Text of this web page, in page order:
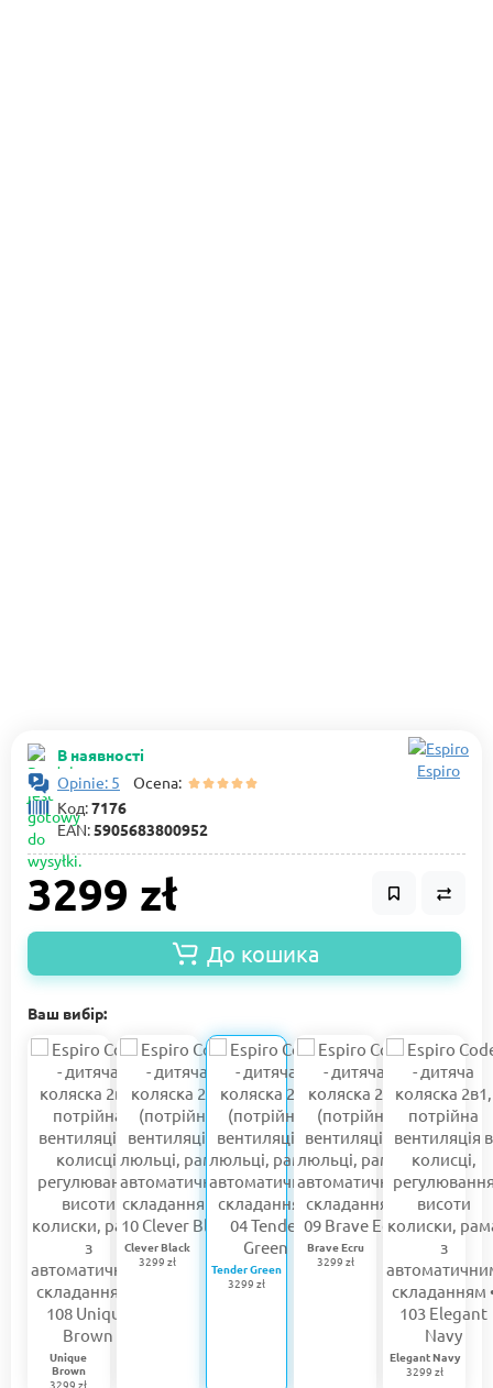
В наявності
Opinie: 5 Ocena:
Код:7176
EAN:5905683800952
Espiro
3299 zł
До кошика
Ваш вибір:
Unique
Brown
3299 zł
Clever Black
3299 zł
Tender Green
3299 zł
Brave Ecru
3299 zł
Elegant Navy
3299 zł